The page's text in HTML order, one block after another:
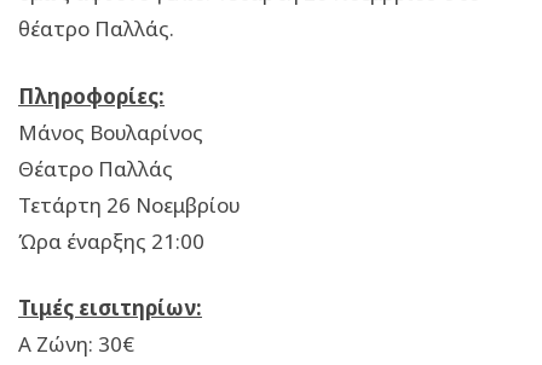
θέατρο Παλλάς.
Πληροφορίες:
Μάνος Βουλαρίνος
Θέατρο Παλλάς
Τετάρτη 26 Νοεμβρίου
Ώρα έναρξης 21:00
Τιμές εισιτηρίων:
Α Ζώνη: 30€